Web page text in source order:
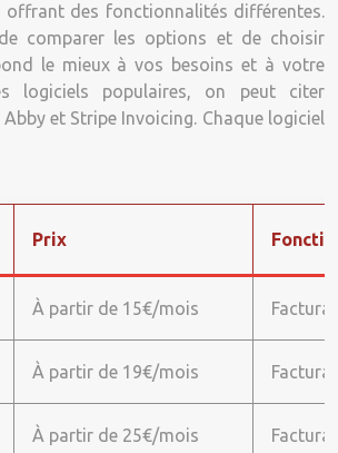
offrant des fonctionnalités différentes.
comparer les options et de choisir
le mieux à vos besoins et à votre
logiciels populaires, on peut citer
Abby et Stripe Invoicing. Chaque logiciel
Prix
À partir de 15€/mois
À partir de 19€/mois
À partir de 25€/mois